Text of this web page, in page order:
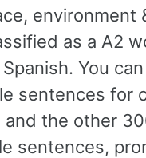
as a A2
You
sentences for
the other
sentences,